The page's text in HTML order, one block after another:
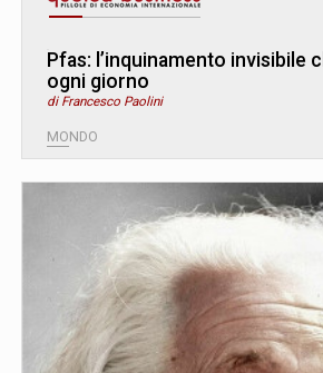
Pfas: l’inquinamento invisibile
ogni giorno
di Francesco Paolini
MONDO